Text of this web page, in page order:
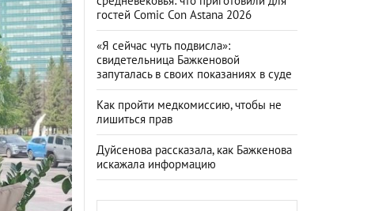
гостей Comic Con Astana 2026
«Я сейчас чуть подвисла»:
свидетельница Бажкеновой
запуталась в своих показаниях в суде
Как пройти медкомиссию, чтобы не
лишиться прав
Дуйсенова рассказала, как Бажкенова
искажала информацию